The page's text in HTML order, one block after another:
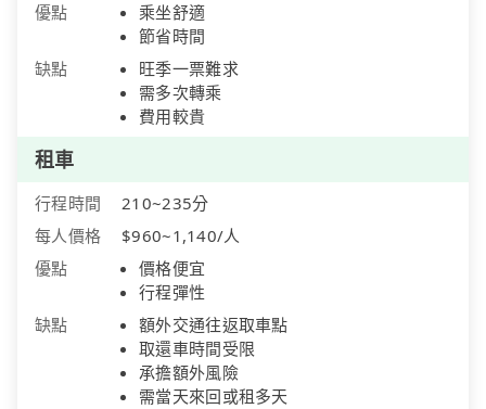
優點
乘坐舒適
節省時間
缺點
旺季一票難求
需多次轉乘
費用較貴
租車
行程時間
210~235分
每人價格
$960~1,140/人
優點
價格便宜
行程彈性
缺點
額外交通往返取車點
取還車時間受限
承擔額外風險
需當天來回或租多天